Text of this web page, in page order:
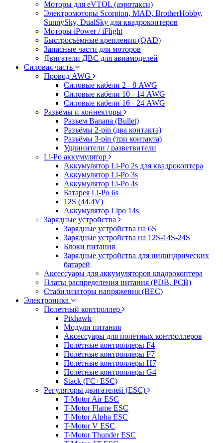
Моторы для eVTOL (аэротакси)
Электромоторы Scorpion, MAD, BrotherHobby,
SunnySky, DualSky для квадрокоптеров
Моторы iPower / iFlight
Быстросъёмные крепления (QAD)
Запасные части для моторов
Двигатели ДВС для авиамоделей
Силовая часть
Провод AWG
Силовые кабели 2 - 8 AWG
Силовые кабели 10 - 14 AWG
Силовые кабели 16 - 24 AWG
Разъёмы и коннекторы
Разъем Banana (Bullet)
Разъёмы 2-pin (два контакта)
Разъёмы 3-pin (три контакта)
Удлинители / разветвители
Li-Po аккумулятор
Аккумулятор Li-Po 2s для квадрокоптера
Аккумулятор Li-Po 3s
Аккумулятор Li-Po 4s
Батарея Li-Po 6s
12S (44.4V)
Аккумулятор Lipo 14s
Зарядные устройства
Зарядные устройства на 6S
Зарядные устройства на 12S-14S-24S
Блоки питания
Зарядные устройства для цилиндрических
батарей
Аксессуары для аккумуляторов квадрокоптера
Платы распределения питания (PDB, PCB)
Стабилизаторы напряжения (BEC)
Электроника
Полетный контроллер
Pixhawk
Модули питания
Аксессуары для полётных контроллеров
Полётные контроллеры F4
Полётные контроллеры F7
Полётные контроллеры H7
Полётные контроллеры G4
Stack (FC+ESC)
Регуляторы двигателей (ESC)
T-Motor Air ESC
T-Motor Flame ESC
T-Motor Alpha ESC
T-Motor V ESC
T-Motor Thunder ESC